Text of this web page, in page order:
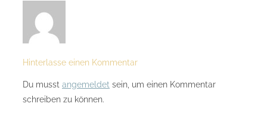
Hinterlasse einen Kommentar
Du musst angemeldet sein, um einen Kommentar
schreiben zu können.